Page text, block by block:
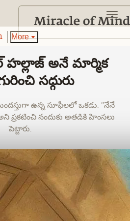
More
హల్లాజ్ అనే మార్మిక
సద్గురు
ఉన్న సూఫీలలో ఒకడు. "నేనే
ప్రకటించి నందుకు అతడికి హింసలు
పెట్టారు.